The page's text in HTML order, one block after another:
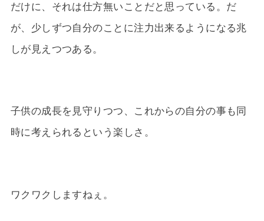
だけに、それは仕方無いことだと思っている。だ
が、少しずつ自分のことに注力出来るようになる兆
しが見えつつある。
子供の成長を見守りつつ、これからの自分の事も同
時に考えられるという楽しさ。
ワクワクしますねぇ。